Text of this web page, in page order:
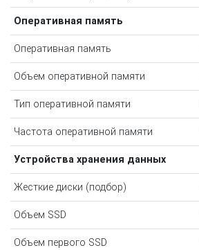
Оперативная память
Оперативная память
Объем оперативной памяти
Тип оперативной памяти
Частота оперативной памяти
Устройства хранения данных
Жесткие диски (подбор)
Объем SSD
Объем первого SSD